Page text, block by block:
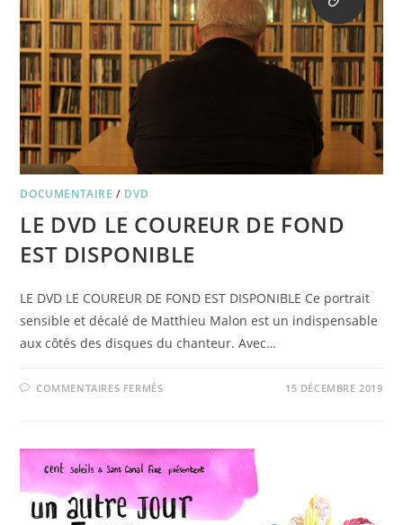
DOCUMENTAIRE / DVD
LE DVD LE COUREUR DE FOND
EST DISPONIBLE
LE DVD LE COUREUR DE FOND EST DISPONIBLE Ce portrait
sensible et décalé de Matthieu Malon est un indispensable
aux côtés des disques du chanteur. Avec…
COMMENTAIRES FERMÉSSUR
DE
FOND
EST
DISPONIBLE
15 DÉCEMBRE 2019